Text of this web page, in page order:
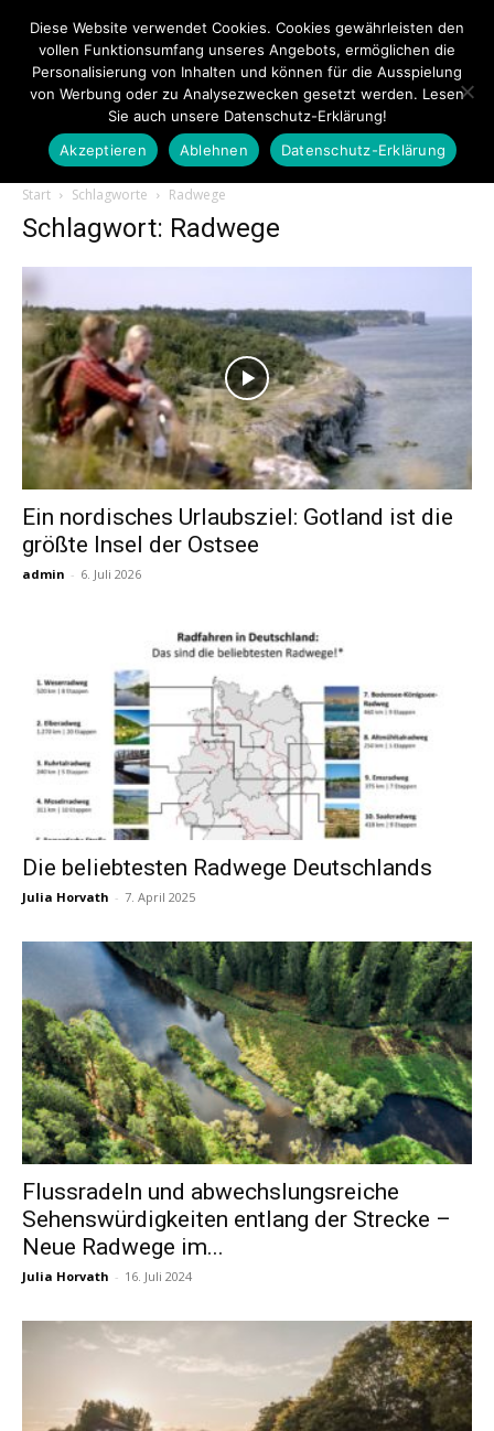
Touristiknews.de
Touristiknews
und
Reiseempfehlungen.
Start Schlagworte Radwege
Schlagwort: Radwege
Ein nordisches Urlaubsziel: Gotland ist die
größte Insel der Ostsee
admin - 6. Juli 2026
Die beliebtesten Radwege Deutschlands
Julia Horvath - 7. April 2025
Flussradeln und abwechslungsreiche
Sehenswürdigkeiten entlang der Strecke –
Neue Radwege im...
Julia Horvath - 16. Juli 2024
Diese Website verwendet Cookies. Cookies gewährleisten den
vollen Funktionsumfang unseres Angebots, ermöglichen die
Personalisierung von Inhalten und können für die Ausspielung
von Werbung oder zu Analysezwecken gesetzt werden. Lesen
Sie auch unsere Datenschutz-Erklärung!
Akzeptieren
Ablehnen Datenschutz-Erklärung